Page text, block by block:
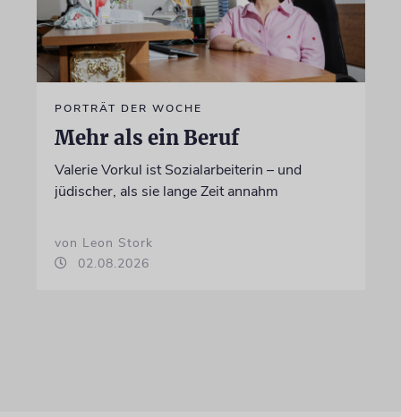
PORTRÄT DER WOCHE
Mehr als ein Beruf
Valerie Vorkul ist Sozialarbeiterin – und
jüdischer, als sie lange Zeit annahm
von Leon Stork
02.08.2026